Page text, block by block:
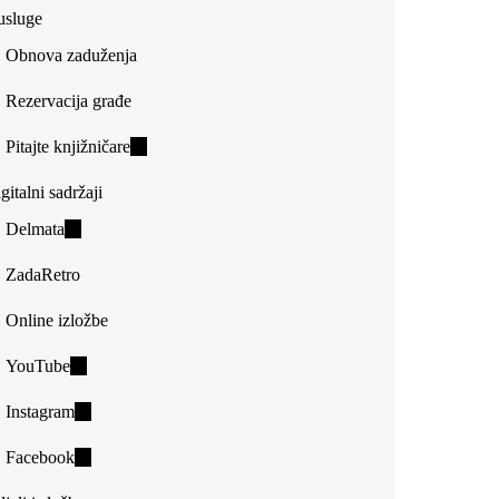
Obnova zaduženja
Rezervacija građe
Pitajte knjižničare(link
sadržaji
Delmata
external)
ZadaRetro
Online izložbe
YouTube(link
external)
Instagram(link
external)
Facebook(link